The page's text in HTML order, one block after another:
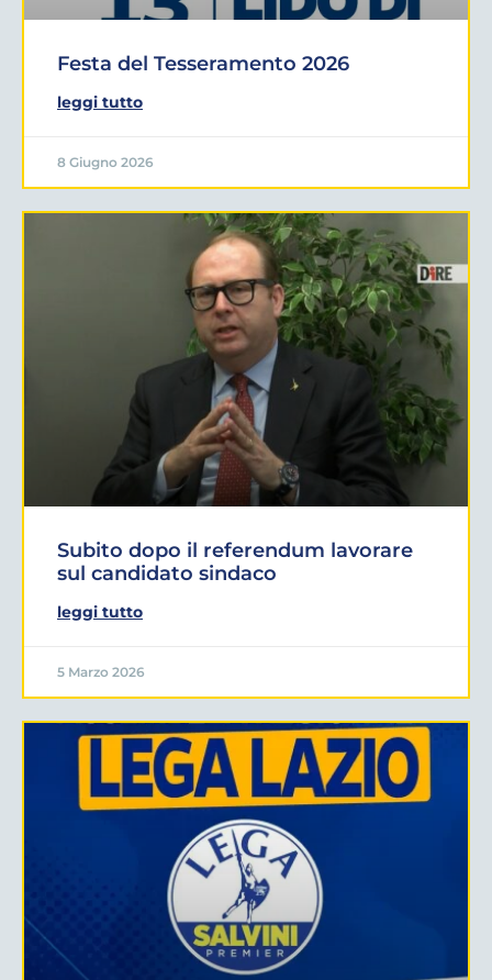
Festa del Tesseramento 2026
leggi tutto
8 Giugno 2026
Subito dopo il referendum lavorare
sul candidato sindaco
leggi tutto
5 Marzo 2026